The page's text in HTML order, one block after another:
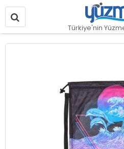
Türkiye'nin
Resim